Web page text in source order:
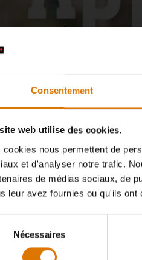
Consentement
web utilise des cookies.
cookies nous permettent de
et d'analyser notre trafic.
de médias sociaux, de
leur avez fournies ou qu'ils
Nécessaires